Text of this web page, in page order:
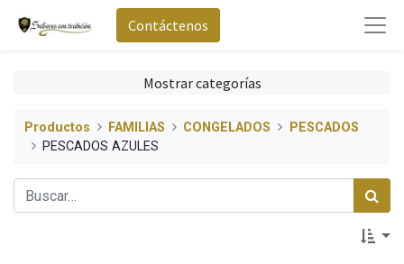
Contáctenos
Mostrar categorías
Productos FAMILIAS CONGELADOS
PESCADOS
PESCADOS AZULES